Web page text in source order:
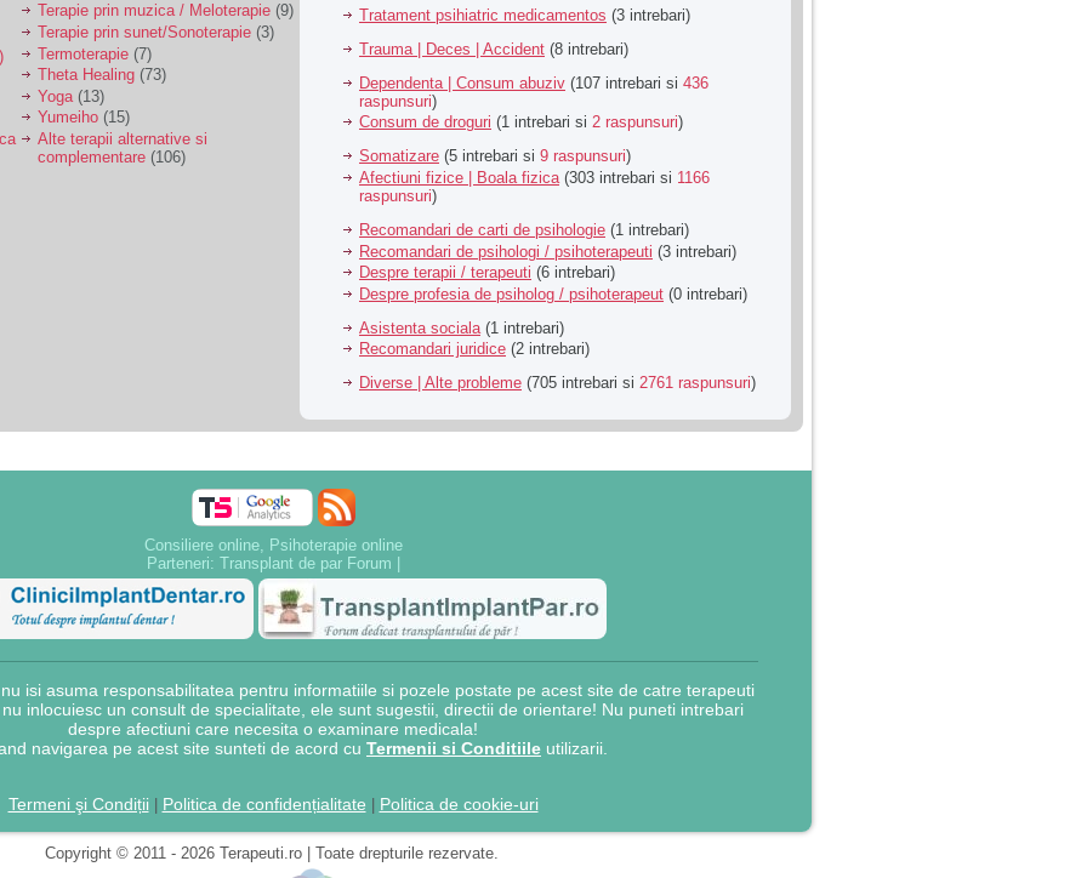
Terapie prin muzica / Meloterapie (9)
Terapie prin sunet/Sonoterapie (3)
Termoterapie (7)
Theta Healing (73)
Yoga (13)
Yumeiho (15)
Alte terapii alternative si
complementare (106)
Tratament psihiatric medicamentos (3 intrebari)
Trauma | Deces | Accident (8 intrebari)
Dependenta | Consum abuziv (107 intrebari si 436
raspunsuri)
Consum de droguri (1 intrebari si 2 raspunsuri)
Somatizare (5 intrebari si 9 raspunsuri)
Afectiuni fizice | Boala fizica(303 intrebari si 1166
raspunsuri)
Recomandari de carti de psihologie (1 intrebari)
Recomandari de psihologi / psihoterapeuti (3 intrebari)
Despre terapii / terapeuti (6 intrebari)
Despre profesia de psiholog / psihoterapeut (0 intrebari)
Asistenta sociala (1 intrebari)
Recomandari juridice (2 intrebari)
Diverse | Alte probleme (705 intrebari si 2761 raspunsuri)
Consiliere online, Psihoterapie online
Parteneri: Transplant de par Forum
isi asuma responsabilitatea pentru informatiile si pozele postate pe acest site de catre terapeuti
inlocuiesc un consult de specialitate, ele sunt sugestii, directii de orientare! Nu puneti intrebari
despre afectiuni care necesita o examinare medicala!
navigarea pe acest site sunteti de acord cu Termenii si Conditiile utilizarii.
Termeni şi Condiții| Politica de confidențialitate Politica de cookie-uri
Copyright © 2011 - 2026 Terapeuti.ro | Toate drepturile rezervate.